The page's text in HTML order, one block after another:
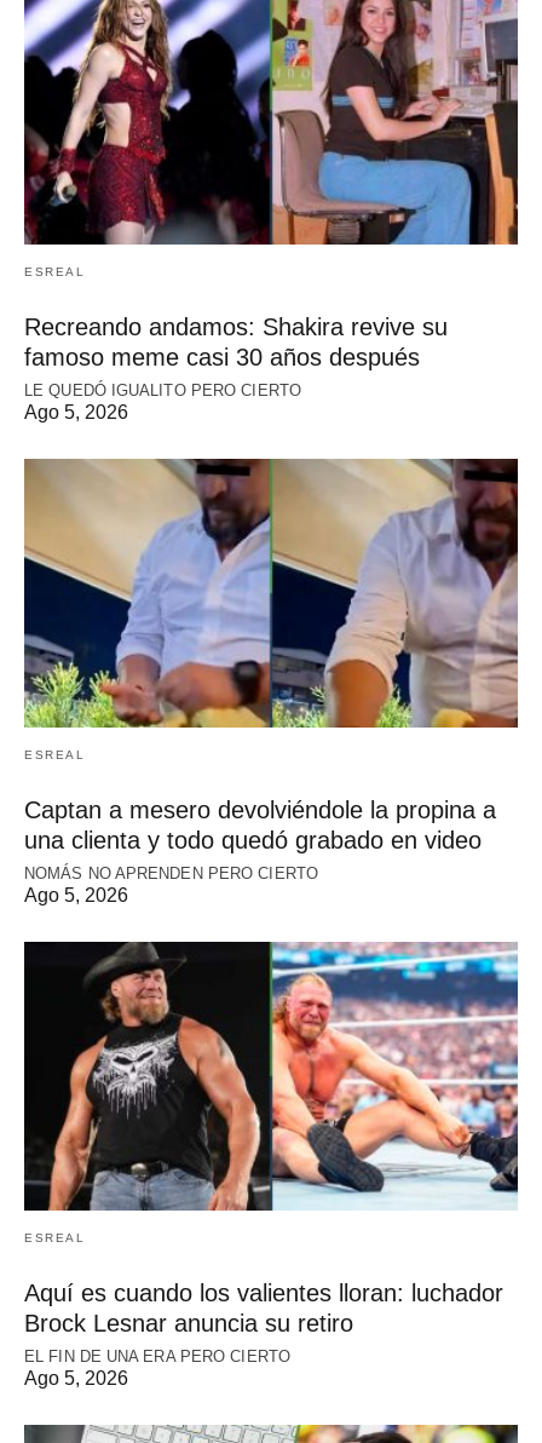
ESREAL
Recreando andamos: Shakira revive su
famoso meme casi 30 años después
LE QUEDÓ IGUALITO PERO CIERTO
Ago 5, 2026
ESREAL
Captan a mesero devolviéndole la propina a
una clienta y todo quedó grabado en video
NOMÁS NO APRENDEN PERO CIERTO
Ago 5, 2026
ESREAL
Aquí es cuando los valientes lloran: luchador
Brock Lesnar anuncia su retiro
EL FIN DE UNA ERA PERO CIERTO
Ago 5, 2026